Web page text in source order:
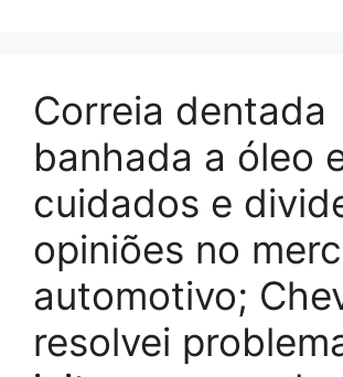
Correia dentada
banhada a óleo
cuidados e
opiniões no
automotivo;
resolvei